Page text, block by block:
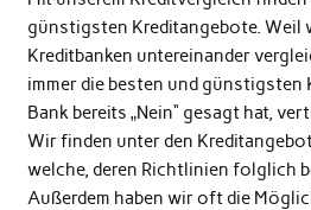
günstigsten Kreditangebote. Weil
Kreditbanken untereinander
immer die besten und günstigsten
Bank bereits „Nein“ gesagt hat,
Wir finden unter den
welche, deren Richtlinien folglich
Außerdem haben wir oft die